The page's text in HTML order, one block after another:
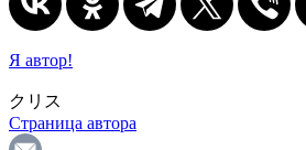
Я автор!
クリス
Страница автора